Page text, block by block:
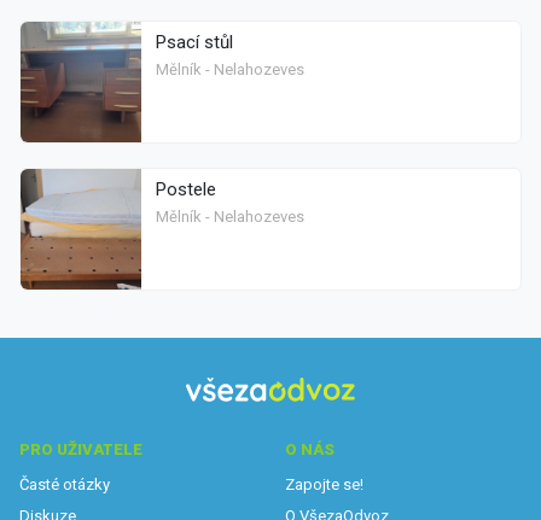
Psací stůl
Mělník - Nelahozeves
Postele
Mělník - Nelahozeves
PRO UŽIVATELE
Časté otázky
Diskuze
O NÁS
Zapojte se!
O VšezaOdvoz